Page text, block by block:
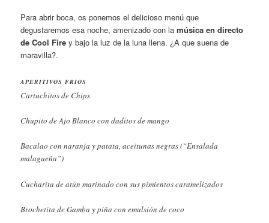
Para abrir boca, os ponemos el delicioso menú que
degustaremos esa noche, amenizado con lamúsica en directo
de Cool Fire y bajo la luz de la luna llena. ¿A que suena de
maravilla?.
APERITIVOS FRIOS
Cartuchitos de Chips
Chupito de Ajo Blanco con daditos de mango
Bacalao con naranja y patata, aceitunas negras (“Ensalada
malagueña”)
Cucharita de atún marinado con sus pimientos caramelizados
Brochetita de Gamba y piña con emulsión de coco